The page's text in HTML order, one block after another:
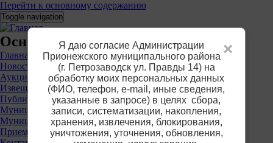
Перейти к основному содержанию
Toggle navigation
×
Я даю согласие Администрации
Прионежского муниципального района
(г. Петрозаводск ул. Правды 14) на
обработку моих персональных данных
(ФИО, телефон, е-mail, иные сведения,
указанные в запросе) в целях сбора,
записи, систематизации, накопления,
хранения, извлечения, блокирования,
уничтожения, уточнения, обновления,
Основное меню
Главная
Новости
Аукционы
Извещения о предоставлении участков
Публичные слушания
Муниципальные услуги
Муниципальный контроль
Приемная